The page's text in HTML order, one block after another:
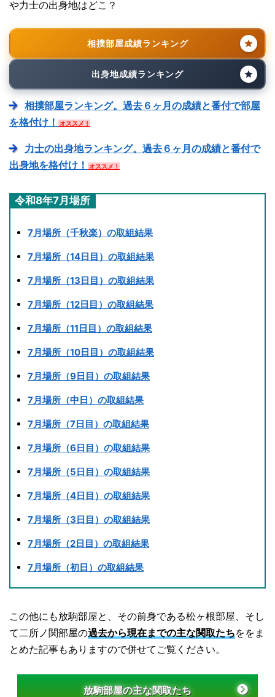
や力士の出身地はどこ？
相撲部屋成績ランキング
出身地成績ランキング
相撲部屋ランキング。過去６ヶ月の成績と番付で部屋
を格付け！
オススメ！
力士の出身地ランキング。過去６ヶ月の成績と番付で
出身地を格付け！
オススメ！
令和8年7月場所
7月場所（千秋楽）の取組結果
7月場所（14日目）の取組結果
7月場所（13日目）の取組結果
7月場所（12日目）の取組結果
7月場所（11日目）の取組結果
7月場所（10日目）の取組結果
7月場所（9日目）の取組結果
7月場所（中日）の取組結果
7月場所（7日目）の取組結果
7月場所（6日目）の取組結果
7月場所（5日目）の取組結果
7月場所（4日目）の取組結果
7月場所（3日目）の取組結果
7月場所（2日目）の取組結果
7月場所（初日）の取組結果
この他にも放駒部屋と、その前身である松ヶ根部屋、そし
て二所ノ関部屋の過去から現在までの主な関取たちををま
とめた記事もありますので併せてご覧ください。
放駒部屋の主な関取たち